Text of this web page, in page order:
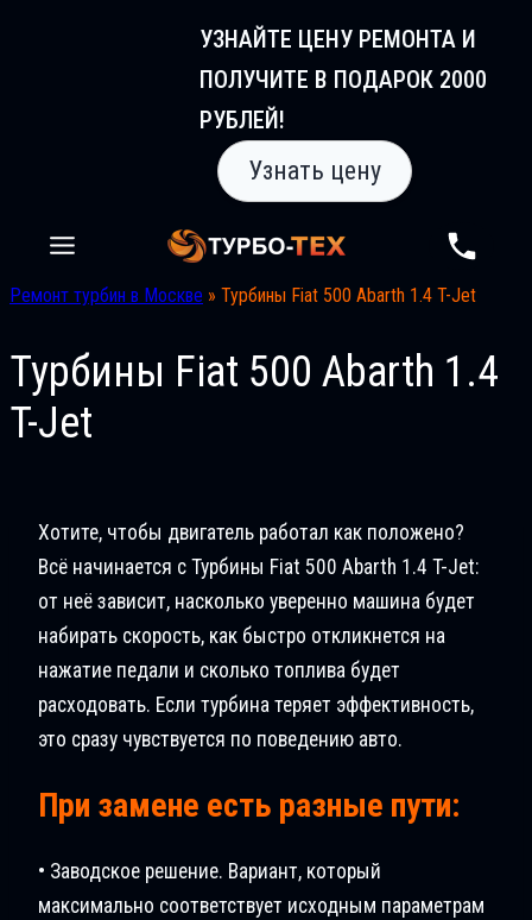
УЗНАЙТЕ ЦЕНУ РЕМОНТА И
ПОЛУЧИТЕ В ПОДАРОК 2000
РУБЛЕЙ!
Узнать цену
Ремонт турбин в Москве » Турбины Fiat 500 Abarth 1.4 T-Jet
Турбины Fiat 500 Abarth 1.4
T-Jet
Хотите, чтобы двигатель работал как положено?
Всё начинается с Турбины Fiat 500 Abarth 1.4 T-Jet:
от неё зависит, насколько уверенно машина будет
набирать скорость, как быстро откликнется на
нажатие педали и сколько топлива будет
расходовать. Если турбина теряет эффективность,
это сразу чувствуется по поведению авто.
При замене есть разные пути:
• Заводское решение. Вариант, который
максимально соответствует исходным параметрам